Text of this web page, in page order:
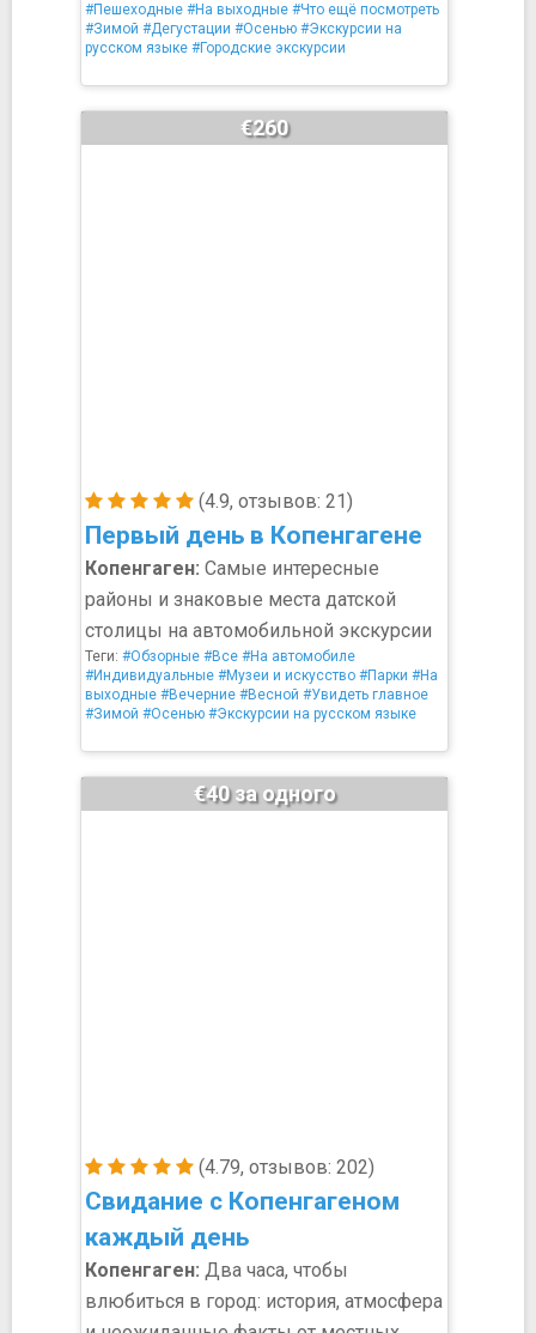
#Пешеходные #На выходные #Что ещё посмотреть
#Зимой #Дегустации #Осенью #Экскурсии на
русском языке #Городские экскурсии
(4.9, отзывов: 21)
Первый день в Копенгагене
€260
Копенгаген: Самые интересные
районы и знаковые места датской
столицы на автомобильной экскурсии
Теги: #Обзорные #Все #На автомобиле
#Индивидуальные #Музеи и искусство #Парки #На
выходные #Вечерние #Весной #Увидеть главное
#Зимой #Осенью #Экскурсии на русском языке
(4.79, отзывов: 202)
Свидание с Копенгагеном
каждый день
€40 за одного
Копенгаген: Два часа, чтобы
влюбиться в город: история, атмосфера